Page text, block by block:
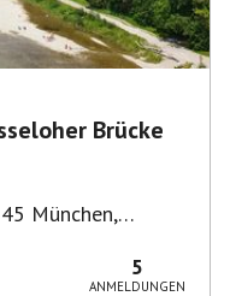
Brücke
München,
5
ANMELDUNGEN